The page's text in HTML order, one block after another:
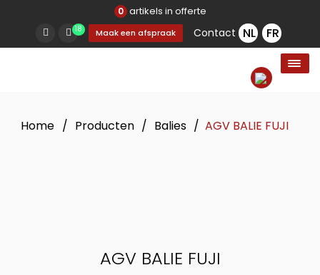
0 artikels in offerte
18 Maak een afspraak Contact
Home / Producten / Balies / AGV BALIE FUJI
AGV BALIE FUJI